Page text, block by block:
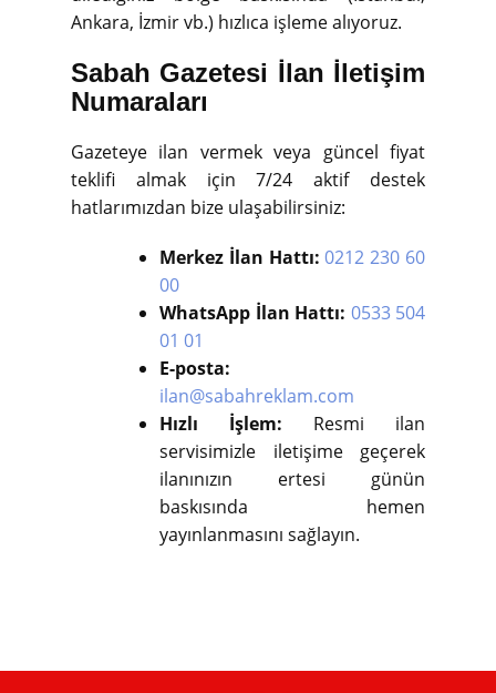
Ankara, İzmir vb.) hızlıca işleme alıyoruz.
Sabah Gazetesi İlan İletişim
Numaraları
Gazeteye ilan vermek veya güncel fiyat
teklifi almak için 7/24 aktif destek
hatlarımızdan bize ulaşabilirsiniz:
Merkez İlan Hattı: 0212 230 60
00
WhatsApp İlan Hattı: 0533 504
01 01
E-posta:
ilan@sabahreklam.com
Hızlı İşlem: Resmi ilan
servisimizle iletişime geçerek
ilanınızın ertesi günün
baskısında hemen
yayınlanmasını sağlayın.